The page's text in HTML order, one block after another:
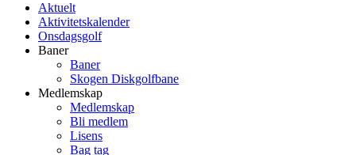
Aktuelt
Aktivitetskalender
Onsdagsgolf
Baner
Baner
Skogen Diskgolfbane
Medlemskap
Medlemskap
Bli medlem
Lisens
Bag tag